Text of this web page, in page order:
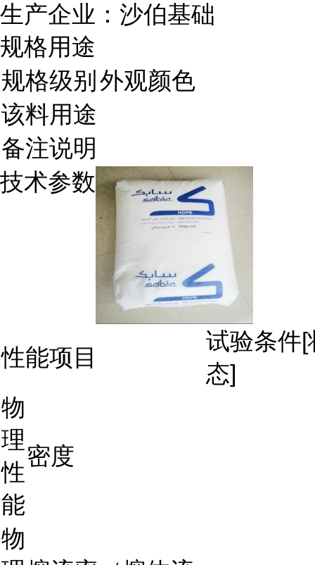
生产企业：沙伯基础
规格用途
规格级别 外观颜色
该料用途
备注说明
技术参数
性能项目
试验条件[
态]
物
理
性
能
密度
物